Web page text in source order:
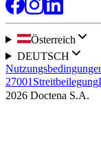
Österreich
DEUTSCH
27001 Streitbeilegung
2026 Doctena S.A.